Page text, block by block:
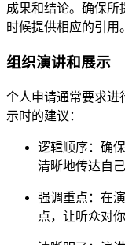
成果和结论。确保所
时候提供相应的引用。
组织演讲和展示
个人申请通常要求进
示时的建议：
逻辑顺序：确
清晰地传达自
强调重点：在
点，让听众对